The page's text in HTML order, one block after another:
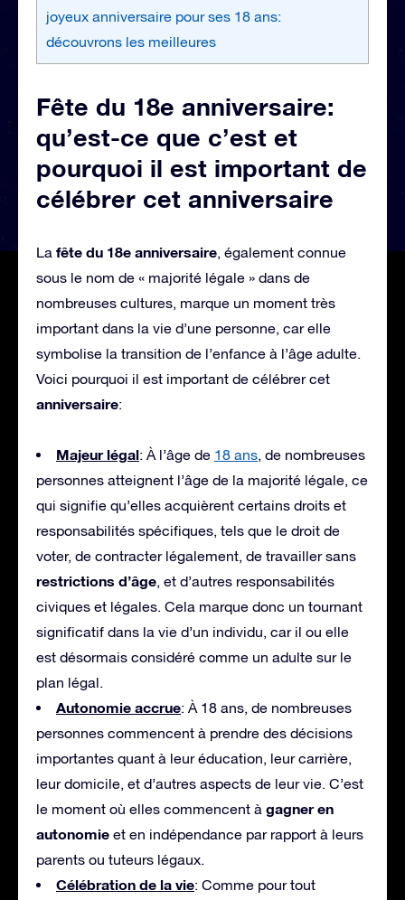
joyeux anniversaire pour ses 18 ans:
découvrons les meilleures
Fête du 18e anniversaire:
qu’est-ce que c’est et
pourquoi il est important de
célébrer cet anniversaire
La fête du 18e anniversaire, également connue
sous le nom de « majorité légale » dans de
nombreuses cultures, marque un moment très
important dans la vie d’une personne, car elle
symbolise la transition de l’enfance à l’âge adulte.
Voici pourquoi il est important de célébrer cet
anniversaire:
Majeur légal: À l’âge de 18 ans, de nombreuses
personnes atteignent l’âge de la majorité légale, ce
qui signifie qu’elles acquièrent certains droits et
responsabilités spécifiques, tels que le droit de
voter, de contracter légalement, de travailler sans
restrictions d’âge, et d’autres responsabilités
civiques et légales. Cela marque donc un tournant
significatif dans la vie d’un individu, car il ou elle
est désormais considéré comme un adulte sur le
plan légal.
Autonomie accrue: À 18 ans, de nombreuses
personnes commencent à prendre des décisions
importantes quant à leur éducation, leur carrière,
leur domicile, et d’autres aspects de leur vie. C’est
le moment où elles commencent à gagner en
autonomie et en indépendance par rapport à leurs
parents ou tuteurs légaux.
Célébration de la vie: Comme pour tout